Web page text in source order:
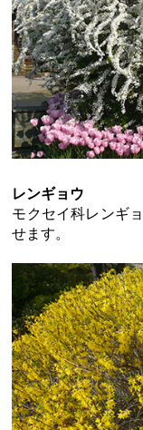
レンギョウ
モクセイ科レンギ
せます。